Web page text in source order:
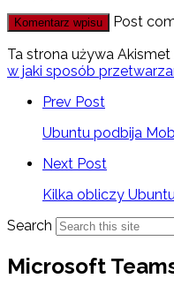
Post
Ta strona używa
w jaki sposób
Prev Post
Ubuntu podbija
Next Post
Kilka obliczy
Search
Microsoft